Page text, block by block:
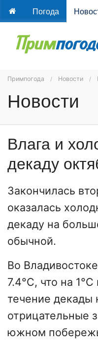
Погода
Примпогода Новости
Новости
Влага и
декаду
Закончилась
оказалась
декаду на
обычной.
Во Владивостоке
7.4°C, что на
течение декады
отрицательные
южном